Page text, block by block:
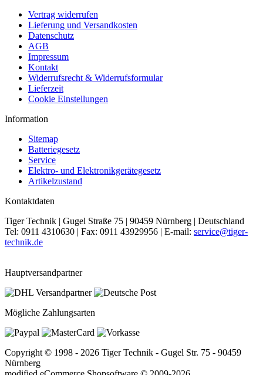
Vertrag widerrufen
Lieferung und Versandkosten
Datenschutz
AGB
Impressum
Kontakt
Widerrufsrecht & Widerrufsformular
Lieferzeit
Cookie Einstellungen
Information
Sitemap
Batteriegesetz
Service
Elektro- und Elektronikgerätegesetz
Artikelzustand
Kontaktdaten
Tiger Technik | Gugel Straße 75 | 90459 Nürnberg | Deutschland
Tel: 0911 4310630 | Fax: 0911 43929956 | E-mail: service@tiger-
technik.de
Hauptversandpartner
Mögliche Zahlungsarten
Copyright © 1998 - 2026 Tiger Technik - Gugel Str. 75 - 90459
Nürnberg